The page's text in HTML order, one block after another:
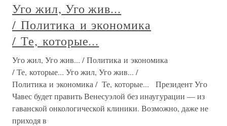
Уго жил, Уго жив...
/ Политика и экономика
/ Те, которые...
Уго жил, Уго жив... / Политика и экономика
/ Те, которые... Уго жил, Уго жив... /
Политика и экономика / Те, которые... Президент Уго
Чавес будет править Венесуэлой без инаугурации — из
гаванской онкологической клиники. Возможно, даже не
приходя в